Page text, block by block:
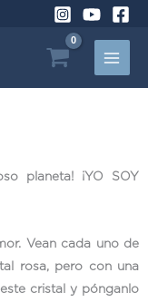
planeta! ¡YO SOY
Vean cada uno de
rosa, pero con una
cristal y pónganlo